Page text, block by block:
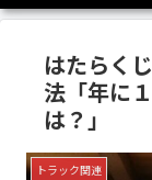
はたらく
法「年に
は？」
トラック関連